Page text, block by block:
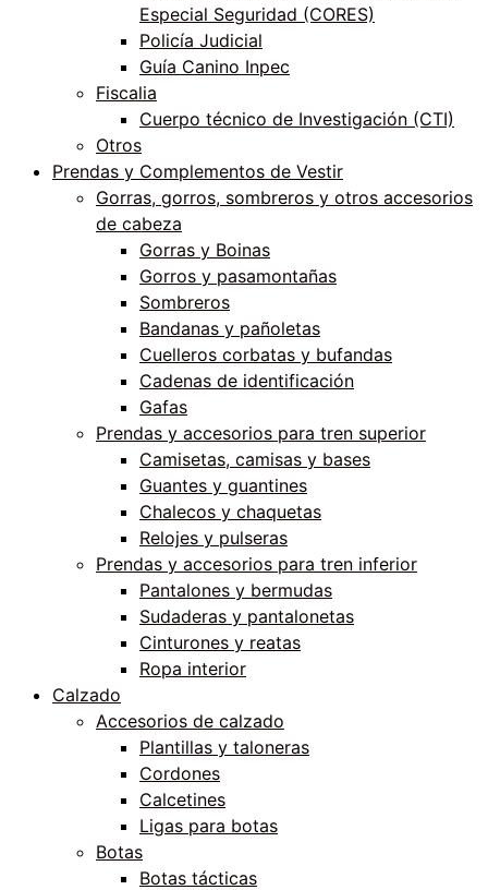
Especial Seguridad (CORES)
Policía Judicial
Guía Canino Inpec
Fiscalia
Cuerpo técnico de Investigación (CTI)
Otros
Prendas y Complementos de Vestir
Gorras, gorros, sombreros y otros accesorios
de cabeza
Gorras y Boinas
Gorros y pasamontañas
Sombreros
Bandanas y pañoletas
Cuelleros corbatas y bufandas
Cadenas de identificación
Gafas
Prendas y accesorios para tren superior
Camisetas, camisas y bases
Guantes y guantines
Chalecos y chaquetas
Relojes y pulseras
Prendas y accesorios para tren inferior
Pantalones y bermudas
Sudaderas y pantalonetas
Cinturones y reatas
Ropa interior
Calzado
Accesorios de calzado
Plantillas y taloneras
Cordones
Calcetines
Ligas para botas
Botas
Botas tácticas